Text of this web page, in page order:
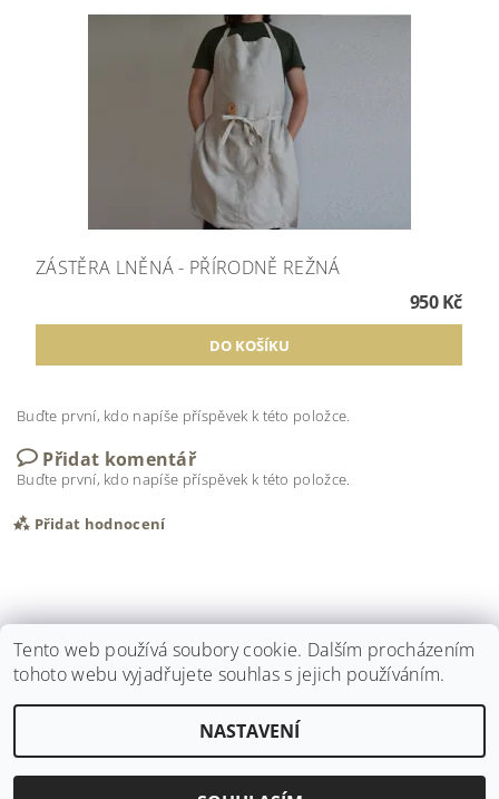
ZÁSTĚRA LNĚNÁ - PŘÍRODNĚ REŽNÁ
950 Kč
Buďte první, kdo napíše příspěvek k této položce.
Přidat komentář
Buďte první, kdo napíše příspěvek k této položce.
Přidat hodnocení
2026 ©E-len, všechna práva vyhrazenaUpravit nastavení cookies
Tento web používá soubory cookie. Dalším procházením
tohoto webu vyjadřujete souhlas s jejich používáním.
NASTAVENÍ